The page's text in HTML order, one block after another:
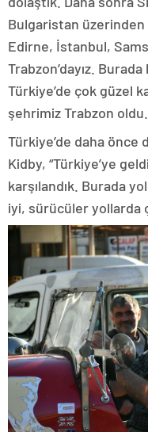
Bulgaristan üzerinden
Edirne, İstanbul,
Trabzon’dayız.
Türkiye’de çok güzel
şehrimiz Trabzon
Türkiye’de daha önce
Kidby, “Türkiye’ye
karşılandık. Burada
iyi, sürücüler yollarda